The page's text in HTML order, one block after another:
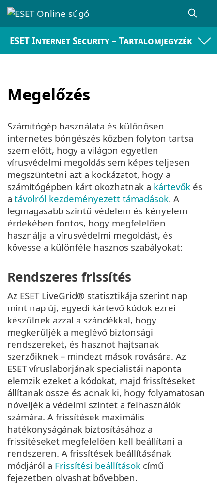
ESET Internet Security – Tartalomjegyzék
Megelőzés
Számítógép használata és különösen
internetes böngészés közben folyton tartsa
szem előtt, hogy a világon egyetlen
vírusvédelmi megoldás sem képes teljesen
megszüntetni azt a kockázatot, hogy a
számítógépben kárt okozhatnak a kártevők és
a távolról kezdeményezett támadások. A
legmagasabb szintű védelem és kényelem
érdekében fontos, hogy megfelelően
használja a vírusvédelmi megoldást, és
kövesse a különféle hasznos szabályokat:
Rendszeres frissítés
Az ESET LiveGrid® statisztikája szerint nap
mint nap új, egyedi kártevő kódok ezrei
készülnek azzal a szándékkal, hogy
megkerüljék a meglévő biztonsági
rendszereket, és hasznot hajtsanak
szerzőiknek – mindezt mások rovására. Az
ESET víruslaborjának specialistái naponta
elemzik ezeket a kódokat, majd frissítéseket
állítanak össze és adnak ki, hogy folyamatosan
növeljék a védelmi szintet a felhasználók
számára. A frissítések maximális
hatékonyságának biztosításához a
frissítéseket megfelelően kell beállítani a
rendszeren. A frissítések beállításának
módjáról a Frissítési beállítások című
fejezetben olvashat bővebben.